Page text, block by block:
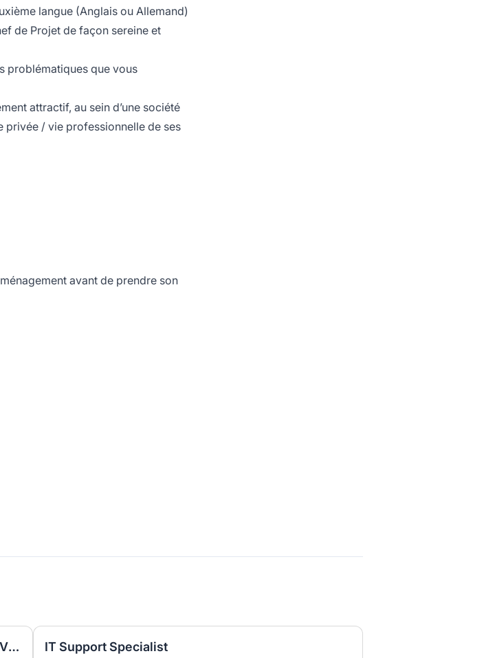
langue (Anglais ou Allemand)
de Projet de façon sereine et
problématiques que vous
attractif, au sein d’une société
privée / vie professionnelle de ses
avant de prendre son
Studentenjob: Moderator/in für Onlinekurse per Videokonferenz IT Support Specialist